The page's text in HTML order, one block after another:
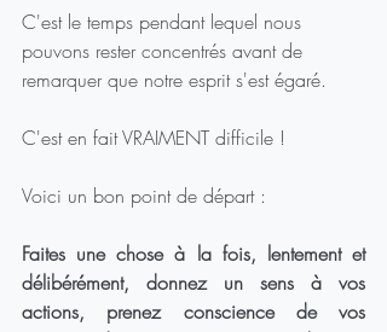
C'est le temps pendant lequel nous
pouvons rester concentrés avant de
remarquer que notre esprit s'est égaré.
C'est en fait VRAIMENT difficile !
Voici un bon point de départ :
Faites une chose à la fois, lentement et
délibérément, donnez un sens à vos
actions, prenez conscience de vos